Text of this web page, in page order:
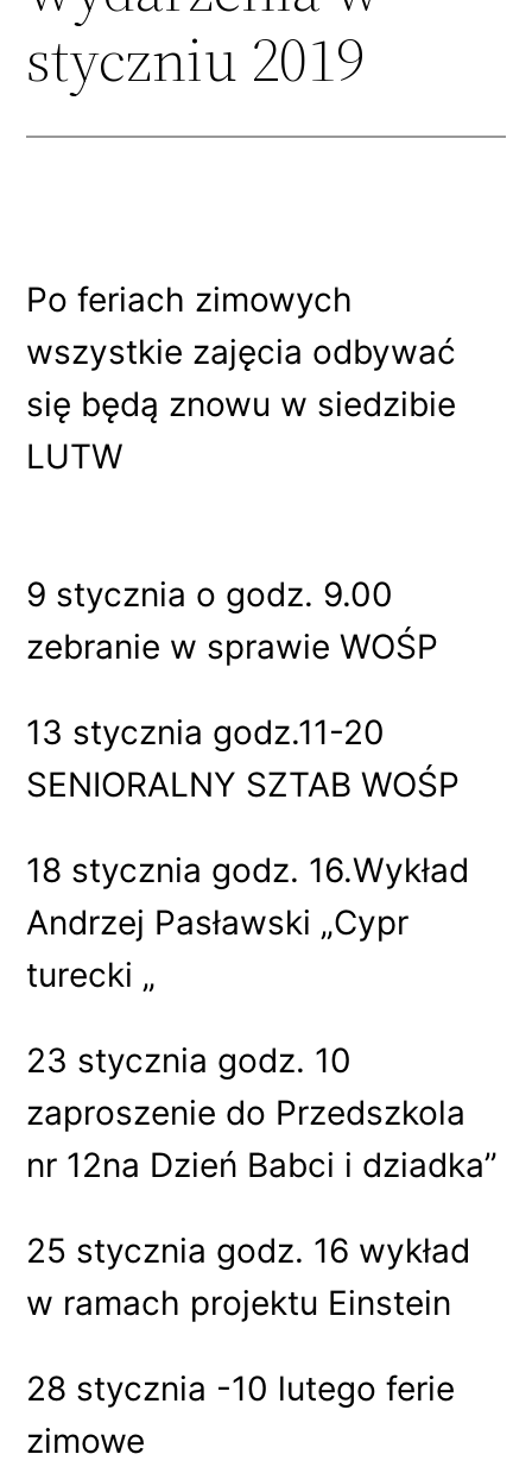
styczniu 2019
Po feriach zimowych
wszystkie zajęcia odbywać
się będą znowu w siedzibie
LUTW
9 stycznia o godz. 9.00
zebranie w sprawie WOŚP
13 stycznia godz.11-20
SENIORALNY SZTAB WOŚP
18 stycznia godz. 16.Wykład
Andrzej Pasławski „Cypr
turecki „
23 stycznia godz. 10
zaproszenie do Przedszkola
nr 12na Dzień Babci i dziadka”
25 stycznia godz. 16 wykład
w ramach projektu Einstein
28 stycznia -10 lutego ferie
zimowe